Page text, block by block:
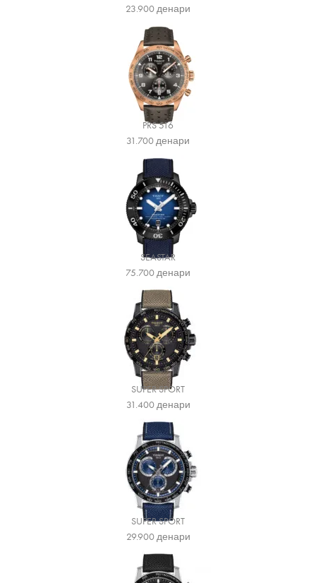
23.900денари
PRS 516
31.700денари
SEASTAR
75.700денари
SUPER SPORT
31.400денари
SUPER SPORT
29.900денари